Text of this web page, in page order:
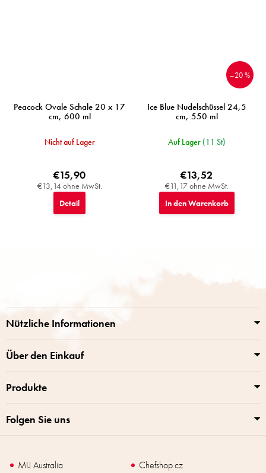
Peacock Ovale Schale 20 x 17
cm, 600 ml
Nicht auf Lager
€13,14 ohne MwSt.
€15,90
Detail
–20 %
Ice Blue Nudelschüssel 24,5
cm, 550 ml
Auf Lager (11 St)
€11,17 ohne MwSt.
€13,52
In den Warenkorb
Nützliche Informationen
Über den Einkauf
Produkte
Folgen Sie uns
MIJ Australia Chefshop.cz